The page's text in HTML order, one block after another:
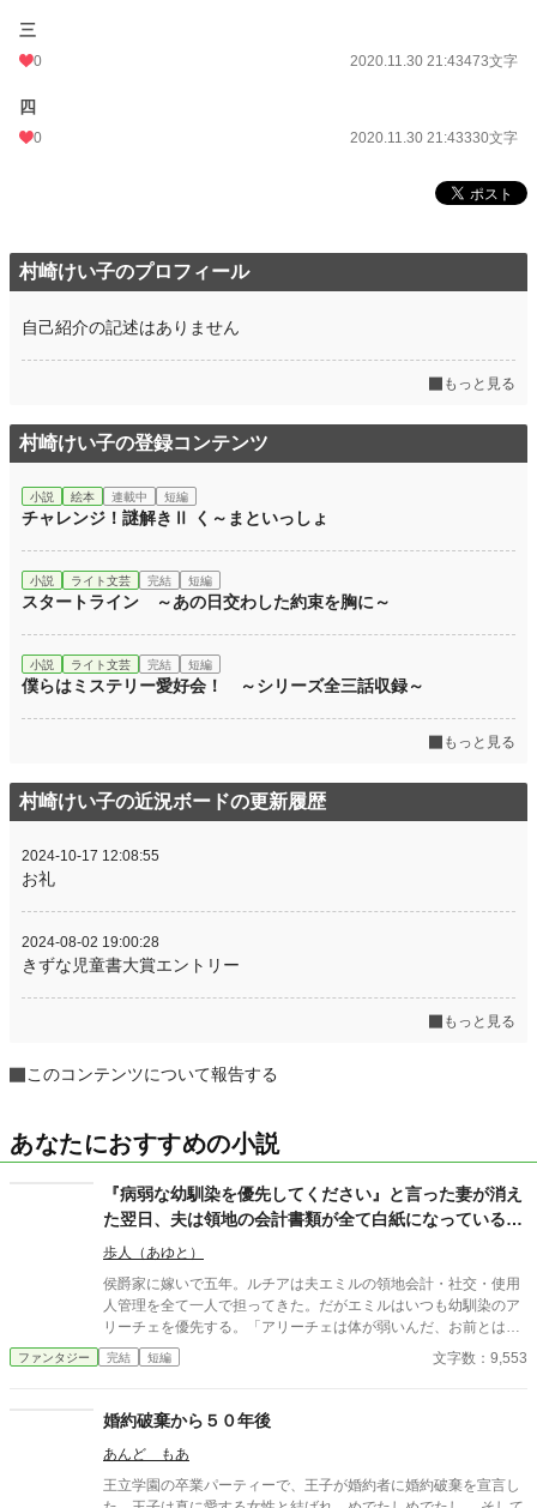
三
0 2020.11.30 21:43473文字
四
0 2020.11.30 21:43330文字
村崎けい子のプロフィール
自己紹介の記述はありません
もっと見る
村崎けい子の登録コンテンツ
小説 絵本 連載中 短編
チャレンジ！謎解きⅡ く～まといっしょ
小説 ライト文芸 完結 短編
スタートライン ～あの日交わした約束を胸に～
小説 ライト文芸 完結 短編
僕らはミステリー愛好会！ ～シリーズ全三話収録～
もっと見る
村崎けい子の近況ボードの更新履歴
2024-10-17 12:08:55
お礼
2024-08-02 19:00:28
きずな児童書大賞エントリー
もっと見る
このコンテンツについて報告する
あなたにおすすめの小説
『病弱な幼馴染を優先してください』と言った妻が消え
た翌日、夫は領地の会計書類が全て白紙になっているこ
とに気づいた
歩人（あゆと）
侯爵家に嫁いで五年。ルチアは夫エミルの領地会計・社交・使用
人管理を全て一人で担ってきた。だがエミルはいつも幼馴染のア
リーチェを優先する。「アリーチェは体が弱いんだ、お前とは違
う」——その言葉を百回聞いた日、ルチアは微笑んで離縁届に署
名した。「ええ、私は丈夫ですから。どうぞ幼馴染様をお大事
らの陳情の山、そして紅茶の淹れ方すら知らない自分。三ヶ月
として辣腕を振るっていた。
ファンタジー 完結 短編 文字数：9,553
婚約破棄から５０年後
あんど もあ
王立学園の卒業パーティーで、王子が婚約者に婚約破棄を宣言し